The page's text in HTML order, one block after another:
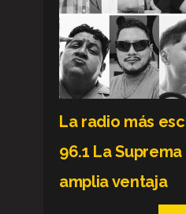
La radio más
96.1 La
amplia ventaja